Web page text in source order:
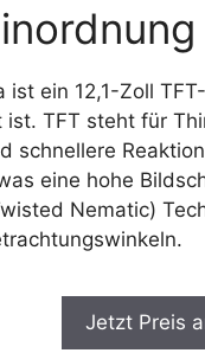
ist ein 12,1-Zoll
TFT steht für
schnellere
eine hohe
Nematic)
Jetzt Preis